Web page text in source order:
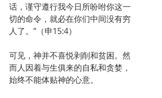
话，谨守遵行我今日所吩咐你这一
切的命令，就必在你们中间没有穷
人了。”（申15:4）
可见，神并不喜悦剥削和贫困。然
而人因着与生俱来的自私和贪婪，
始终不能体贴神的心意。